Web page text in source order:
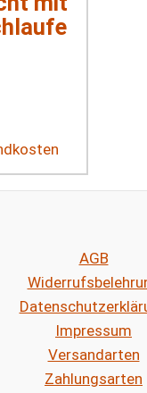
AGB
Impressum
Versandarten
Zahlungsarten